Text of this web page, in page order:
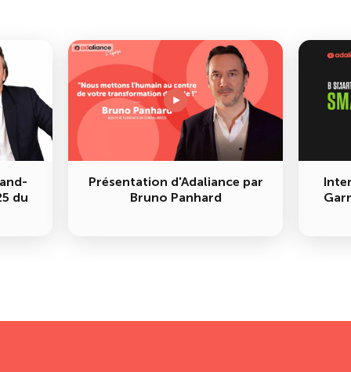
du
Présentation d'Adaliance par
Bruno Panhard